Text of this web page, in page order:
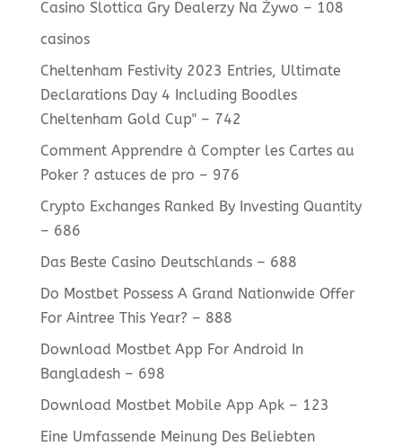
Casino Slottica Gry Dealerzy Na Żywo – 108
casinos
Cheltenham Festivity 2023 Entries, Ultimate
Declarations Day 4 Including Boodles
Cheltenham Gold Cup" – 742
Comment Apprendre à Compter les Cartes au
Poker ? astuces de pro – 976
Crypto Exchanges Ranked By Investing Quantity
– 686
Das Beste Casino Deutschlands – 688
Do Mostbet Possess A Grand Nationwide Offer
For Aintree This Year? – 888
Download Mostbet App For Android In
Bangladesh – 698
Download Mostbet Mobile App Apk – 123
Eine Umfassende Meinung Des Beliebten